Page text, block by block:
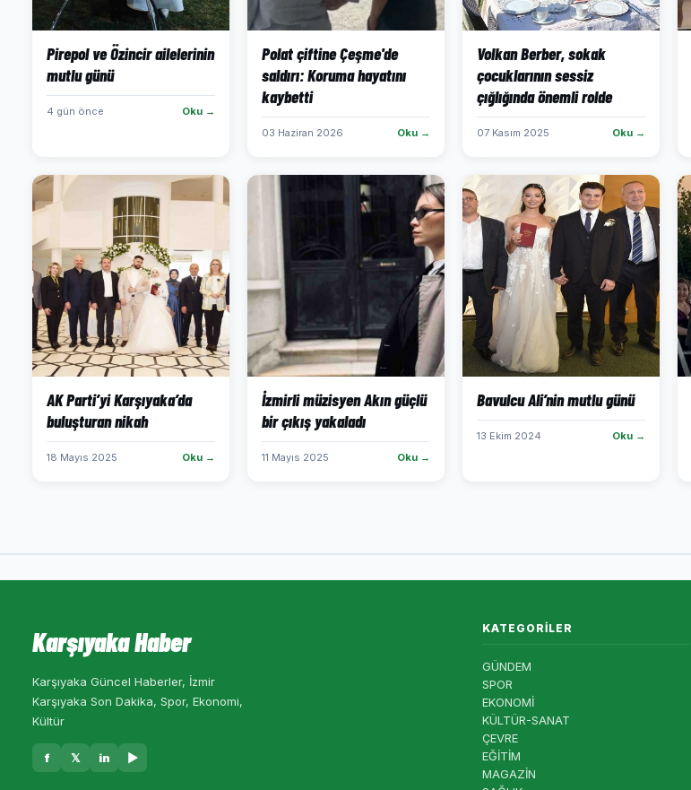
Pirepol ve Özincir ailelerinin
mutlu günü
4 gün önce Oku →
Polat çiftine Çeşme'de
saldırı: Koruma hayatını
kaybetti
03 Haziran 2026 Oku →
Volkan Berber, sokak
çocuklarının sessiz
çığlığında önemli rolde
07 Kasım 2025 Oku →
AK Parti’yi Karşıyaka’da
buluşturan nikah
18 Mayıs 2025 Oku →
İzmirli müzisyen Akın güçlü
bir çıkış yakaladı
11 Mayıs 2025 Oku →
Bavulcu Ali’nin mutlu günü
13 Ekim 2024 Oku →
Karşıyaka Haber
Karşıyaka Güncel Haberler, İzmir
Karşıyaka Son Dakika, Spor, Ekonomi,
Kültür
f 𝕏 in ▶
KATEGORILER
GÜNDEM
SPOR
EKONOMİ
KÜLTÜR-SANAT
ÇEVRE
EĞİTİM
MAGAZİN